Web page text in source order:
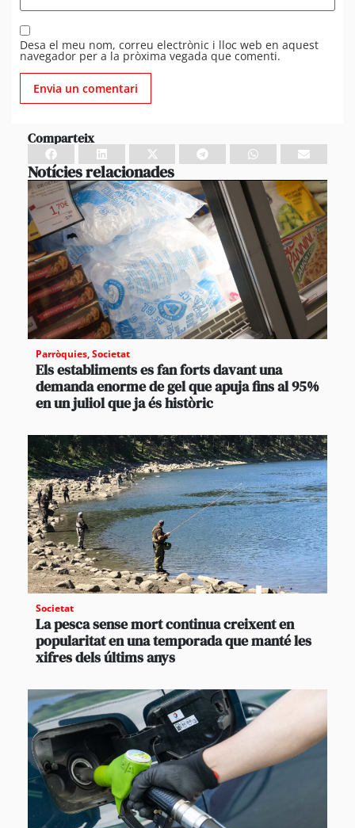
Desa el meu nom, correu electrònic i lloc web en aquest
navegador per a la pròxima vegada que comenti.
Comparteix
Notícies relacionades
Parròquies,Societat
Els establiments es fan forts davant una
demanda enorme de gel que apuja fins al 95%
en un juliol que ja és històric
Societat
La pesca sense mort continua creixent en
popularitat en una temporada que manté les
xifres dels últims anys